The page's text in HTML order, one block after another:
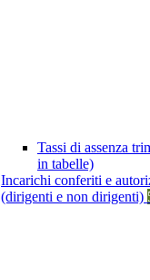
Tassi di assenza
in tabelle)
Incarichi conferiti e
(dirigenti e non dirigenti)